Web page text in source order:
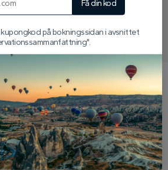
välja oss?
Omfattande
turnéförsäkring
Få din kod
kupongkod på bokningssidan i avsnittet